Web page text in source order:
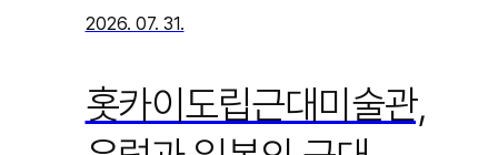
2026. 07. 31.
홋카이도립근대미술관,